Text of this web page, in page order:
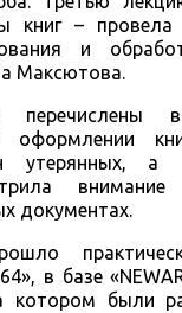
книг – провела
и
Максютова.
оформлении
утерянных, а
документах.
в базе
котором были